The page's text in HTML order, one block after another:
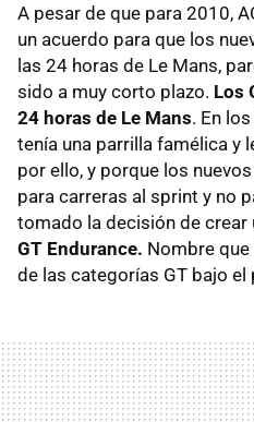
A pesar de que para 2010,
un acuerdo para que los
las 24 horas de Le Mans,
sido a muy corto plazo. Los
24 horas de Le Mans. En
tenía una parrilla famélica y
por ello, y porque los
para carreras al sprint y no
tomado la decisión de crear
GT Endurance. Nombre
de las categorías GT bajo el